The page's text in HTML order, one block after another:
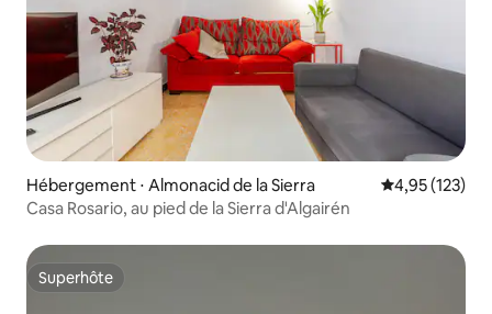
Hébergement ⋅ Almonacid de la Sierra Évaluation
4,95 (123)
Casa Rosario, au pied de la Sierra d'Algairén
Superhôte
Superhôte